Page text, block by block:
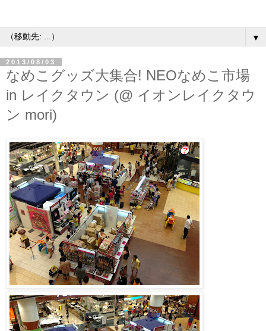
▼
2013/08/03
なめこグッズ大集合! NEOなめこ市場
in レイクタウン (@ イオンレイクタウ
ン mori)